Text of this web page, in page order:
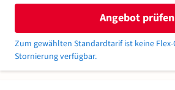
Angebot prüfen
Zum gewählten Standardtarif ist keine
Stornierung verfügbar.